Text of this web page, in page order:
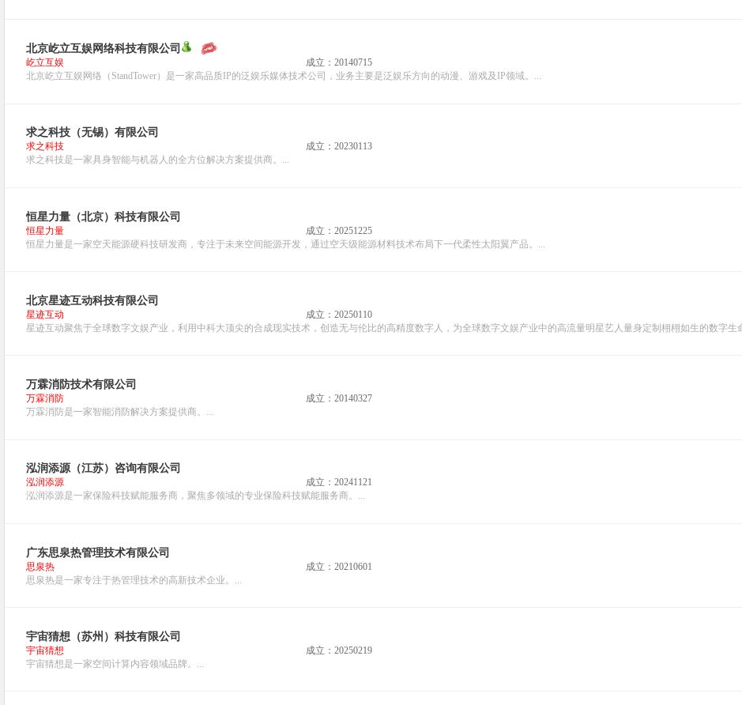
北京屹立互娱网络科技有限公司
屹立互娱 成立：20140715
北京屹立互娱网络（StandTower）是一家高品质IP的泛娱乐媒体技术公司，业务主要是泛娱乐方向的动漫、游戏及IP领域。...
求之科技（无锡）有限公司
求之科技 成立：20230113
求之科技是一家具身智能与机器人的全方位解决方案提供商。...
恒星力量（北京）科技有限公司
恒星力量 成立：20251225
恒星力量是一家空天能源硬科技研发商，专注于未来空间能源开发，通过空天级能源材料技术布局下一代柔性太阳翼产品。...
北京星迹互动科技有限公司
星迹互动 成立：20250110
星迹互动聚焦于全球数字文娱产业，利用中科大顶尖的合成现实技术，创造无与伦比的高精度数字人，为全球数字文娱产业中的高流量明星艺人量身定制栩栩如生的数字生
万霖消防技术有限公司
万霖消防 成立：20140327
万霖消防是一家智能消防解决方案提供商。...
泓润添源（江苏）咨询有限公司
泓润添源 成立：20241121
泓润添源是一家保险科技赋能服务商，聚焦多领域的专业保险科技赋能服务商。...
广东思泉热管理技术有限公司
思泉热 成立：20210601
思泉热是一家专注于热管理技术的高新技术企业。...
宇宙猜想（苏州）科技有限公司
宇宙猜想 成立：20250219
宇宙猜想是一家空间计算内容领域品牌。...